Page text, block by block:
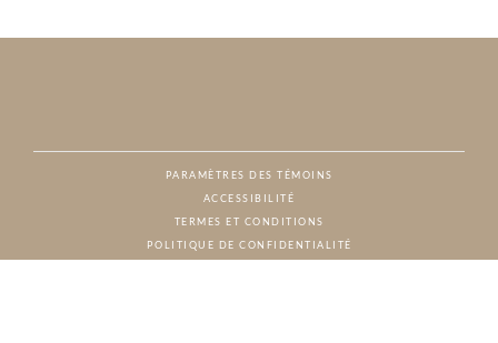
PARAMÈTRES DES TÉMOINS
ACCESSIBILITÉ
TERMES ET CONDITIONS
POLITIQUE DE CONFIDENTIALITÉ